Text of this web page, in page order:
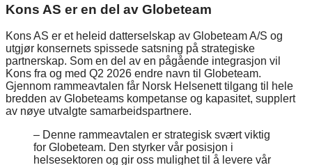
Kons AS er en del av Globeteam
Kons AS er et heleid datterselskap av Globeteam A/S og
utgjør konsernets spissede satsning på strategiske
partnerskap. Som en del av en pågående integrasjon vil
Kons fra og med Q2 2026 endre navn til Globeteam.
Gjennom rammeavtalen får Norsk Helsenett tilgang til hele
bredden av Globeteams kompetanse og kapasitet, supplert
av nøye utvalgte samarbeidspartnere.
– Denne rammeavtalen er strategisk svært viktig
for Globeteam. Den styrker vår posisjon i
helsesektoren og gir oss mulighet til å levere vår